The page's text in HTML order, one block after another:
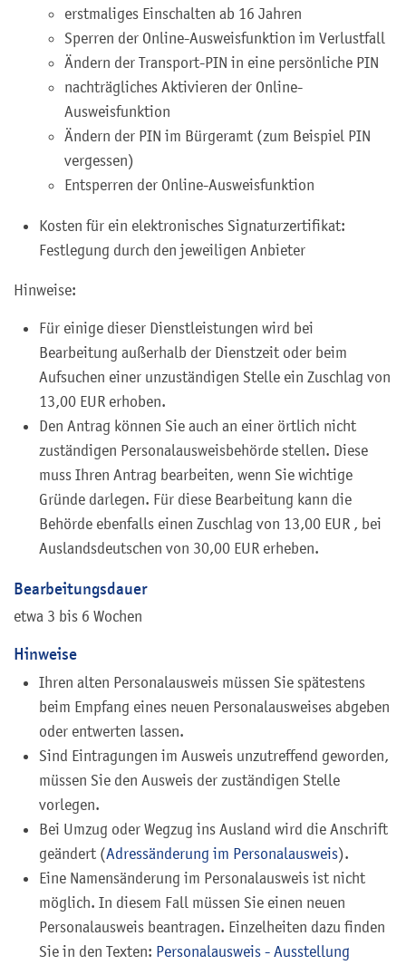
erstmaliges Einschalten ab 16 Jahren
Sperren der Online-Ausweisfunktion im Verlustfall
Ändern der Transport-PIN in eine persönliche PIN
nachträgliches Aktivieren der Online-
Ausweisfunktion
Ändern der PIN im Bürgeramt (zum Beispiel PIN
vergessen)
Entsperren der Online-Ausweisfunktion
Kosten für ein elektronisches Signaturzertifikat:
Festlegung durch den jeweiligen Anbieter
Hinweise:
Für einige dieser Dienstleistungen wird bei
Bearbeitung außerhalb der Dienstzeit oder beim
Aufsuchen einer unzuständigen Stelle ein Zuschlag von
13,00 EUR erhoben.
Den Antrag können Sie auch an einer örtlich nicht
zuständigen Personalausweisbehörde stellen. Diese
muss Ihren Antrag bearbeiten, wenn Sie wichtige
Gründe darlegen. Für diese Bearbeitung kann die
Behörde ebenfalls einen Zuschlag von 13,00 EUR , bei
Auslandsdeutschen von 30,00 EUR erheben.
Bearbeitungsdauer
etwa 3 bis 6 Wochen
Hinweise
Ihren alten Personalausweis müssen Sie spätestens
beim Empfang eines neuen Personalausweises abgeben
oder entwerten lassen.
Sind Eintragungen im Ausweis unzutreffend geworden,
müssen Sie den Ausweis der zuständigen Stelle
vorlegen.
Bei Umzug oder Wegzug ins Ausland wird die Anschrift
geändert (Adressänderung im Personalausweis).
Eine Namensänderung im Personalausweis ist nicht
möglich. In diesem Fall müssen Sie einen neuen
Personalausweis beantragen. Einzelheiten dazu finden
Sie in den Texten: Personalausweis - Ausstellung